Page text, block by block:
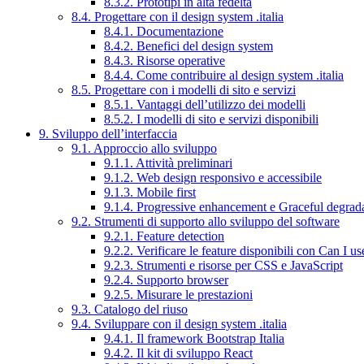
8.4. Progettare con il design system .italia
8.4.1. Documentazione
8.4.2. Benefici del design system
8.4.3. Risorse operative
8.4.4. Come contribuire al design system .italia
8.5. Progettare con i modelli di sito e servizi
8.5.1. Vantaggi dell’utilizzo dei modelli
8.5.2. I modelli di sito e servizi disponibili
9. Sviluppo dell’interfaccia
9.1. Approccio allo sviluppo
9.1.1. Attività preliminari
9.1.2. Web design responsivo e accessibile
9.1.3. Mobile first
9.1.4. Progressive enhancement e Graceful
9.2. Strumenti di supporto allo sviluppo del software
9.2.1. Feature detection
9.2.2. Verificare le feature disponibili con Can I
9.2.3. Strumenti e risorse per CSS e JavaScript
9.2.4. Supporto browser
9.2.5. Misurare le prestazioni
9.3. Catalogo del riuso
9.4. Sviluppare con il design system .italia
9.4.1. Il framework Bootstrap Italia
9.4.2. Il kit di sviluppo React